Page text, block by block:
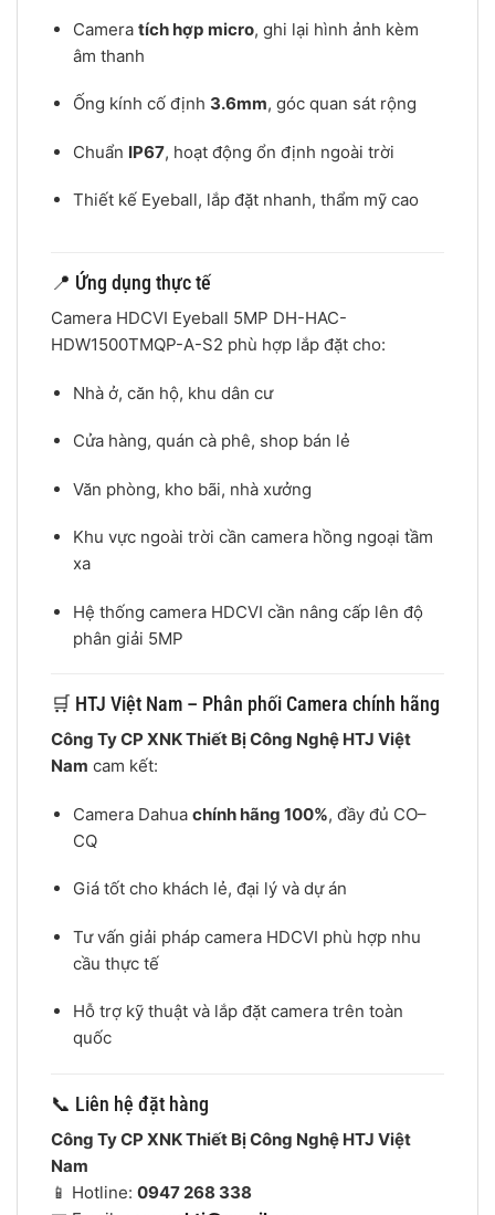
Camera tích hợp micro, ghi lại hình ảnh kèm
âm thanh
Ống kính cố định 3.6mm, góc quan sát rộng
Chuẩn IP67, hoạt động ổn định ngoài trời
Thiết kế Eyeball, lắp đặt nhanh, thẩm mỹ cao
📍 Ứng dụng thực tế
Camera HDCVI Eyeball 5MP DH-HAC-
HDW1500TMQP-A-S2 phù hợp lắp đặt cho:
Nhà ở, căn hộ, khu dân cư
Cửa hàng, quán cà phê, shop bán lẻ
Văn phòng, kho bãi, nhà xưởng
Khu vực ngoài trời cần camera hồng ngoại tầm
xa
Hệ thống camera HDCVI cần nâng cấp lên độ
phân giải 5MP
🛒 HTJ Việt Nam – Phân phối Camera chính hãng
Công Ty CP XNK Thiết Bị Công Nghệ HTJ Việt
Nam cam kết:
Camera Dahua chính hãng 100%, đầy đủ CO–
CQ
Giá tốt cho khách lẻ, đại lý và dự án
Tư vấn giải pháp camera HDCVI phù hợp nhu
cầu thực tế
Hỗ trợ kỹ thuật và lắp đặt camera trên toàn
quốc
📞 Liên hệ đặt hàng
Công Ty CP XNK Thiết Bị Công Nghệ HTJ Việt
Nam
📱 Hotline: 0947 268 338